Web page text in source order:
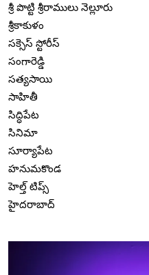
శ్రీ పొట్టి శ్రీరాములు నెల్లూరు
శ్రీకాకుళం
సక్సెస్ స్టోరీస్
సంగారెడ్డి
సత్యసాయి
సాహితీ
సిద్ధిపేట
సినిమా
సూర్యాపేట
హనుమకొండ
హెల్త్ టిప్స్
హైదరాబాద్